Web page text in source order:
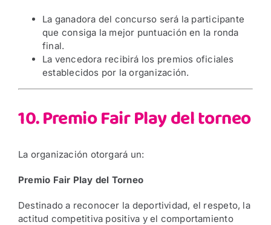
La ganadora del concurso será la participante
que consiga la mejor puntuación en la ronda
final.
La vencedora recibirá los premios oficiales
establecidos por la organización.
10. Premio Fair Play del torneo
La organización otorgará un:
Premio Fair Play del Torneo
Destinado a reconocer la deportividad, el respeto, la
actitud competitiva positiva y el comportamiento